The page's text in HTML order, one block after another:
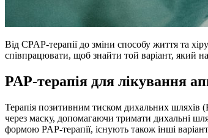
Від CPAP-терапії до зміни способу життя та
співпрацювати, щоб знайти той варіант, який
PAP-терапія для лікування
Терапія позитивним тиском дихальних шляхів
через маску, допомагаючи тримати дихальні
формою PAP-терапії, існують також інші